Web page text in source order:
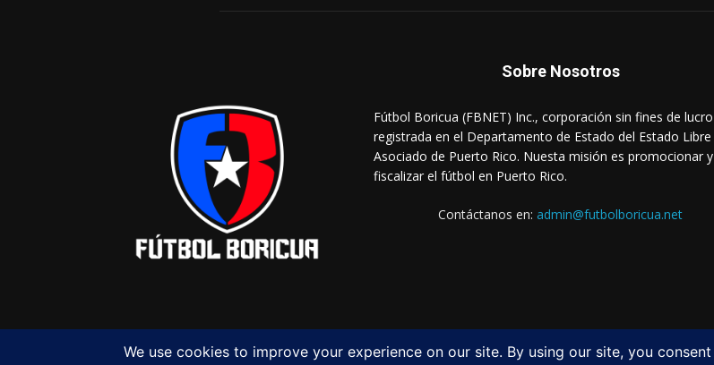
Sobre Nosotros
Fútbol Boricua (FBNET) Inc., corporación sin fines de lucro
registrada en el Departamento de Estado del Estado Libre
Asociado de Puerto Rico. Nuesta misión es promocionar y
fiscalizar el fútbol en Puerto Rico.
Contáctanos en: admin@futbolboricua.net
© Copyright 2023 - Fútbol Boricua (FBNET) Inc.